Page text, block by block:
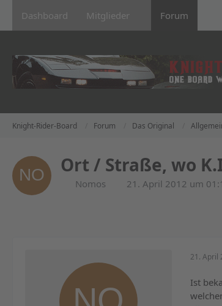
Dashboard Mitglieder Forum
Knight-Rider-Board Forum Das Original
Ort / Straße, wo
Nomos 21. April 2012 um
21. April
Ist